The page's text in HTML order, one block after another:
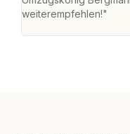
weiterempfehlen!"